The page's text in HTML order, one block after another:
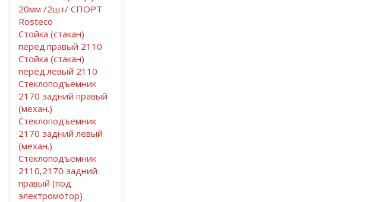
20мм /2шт/ СПОРТ
Rosteco
Стойка (стакан)
перед.правый 2110
Стойка (стакан)
перед.левый 2110
Стеклоподъемник
2170 задний правый
(механ.)
Стеклоподъемник
2170 задний левый
(механ.)
Стеклоподъемник
2110,2170 задний
правый (под
электромотор)